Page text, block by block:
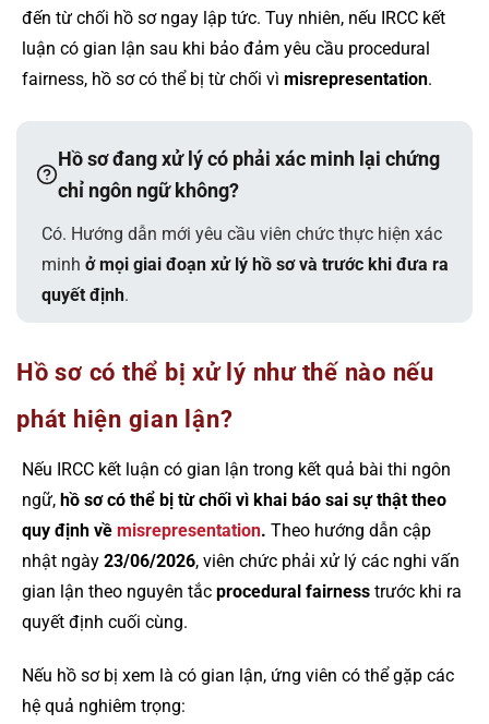
đến từ chối hồ sơ ngay lập tức. Tuy nhiên, nếu IRCC kết
luận có gian lận sau khi bảo đảm yêu cầu procedural
fairness, hồ sơ có thể bị từ chối vì misrepresentation.
Hồ sơ đang xử lý có phải xác minh lại chứng
chỉ ngôn ngữ không?
Có. Hướng dẫn mới yêu cầu viên chức thực hiện xác
minh ở mọi giai đoạn xử lý hồ sơ và trước khi đưa ra
quyết định.
Hồ sơ có thể bị xử lý như thế nào nếu
phát hiện gian lận?
Nếu IRCC kết luận có gian lận trong kết quả bài thi ngôn
ngữ, hồ sơ có thể bị từ chối vì khai báo sai sự thật theo
quy định về misrepresentation. Theo hướng dẫn cập
nhật ngày 23/06/2026, viên chức phải xử lý các nghi vấn
gian lận theo nguyên tắc procedural fairness trước khi ra
quyết định cuối cùng.
Nếu hồ sơ bị xem là có gian lận, ứng viên có thể gặp các
hệ quả nghiêm trọng: